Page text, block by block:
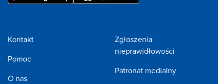
Kontakt
Pomoc
O nas
Zgłoszenia
nieprawidłowości
Patronat medialny